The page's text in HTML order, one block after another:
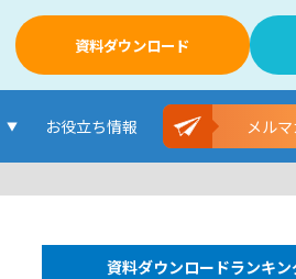
お役立ち情報 メル
資料ダウンロード
資料ダウンロードランキン